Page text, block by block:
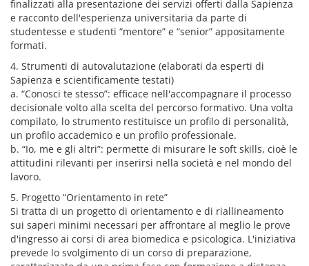
finalizzati alla presentazione dei servizi offerti dalla Sapienza
e racconto dell'esperienza universitaria da parte di
studentesse e studenti “mentore” e “senior” appositamente
formati.
4. Strumenti di autovalutazione (elaborati da esperti di
Sapienza e scientificamente testati)
a. “Conosci te stesso”: efficace nell'accompagnare il processo
decisionale volto alla scelta del percorso formativo. Una volta
compilato, lo strumento restituisce un profilo di personalità,
un profilo accademico e un profilo professionale.
b. “Io, me e gli altri”: permette di misurare le soft skills, cioè le
attitudini rilevanti per inserirsi nella società e nel mondo del
lavoro.
5. Progetto “Orientamento in rete”
Si tratta di un progetto di orientamento e di riallineamento
sui saperi minimi necessari per affrontare al meglio le prove
d'ingresso ai corsi di area biomedica e psicologica. L'iniziativa
prevede lo svolgimento di un corso di preparazione,